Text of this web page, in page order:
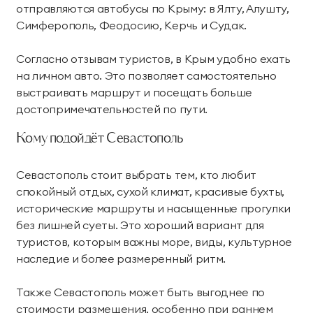
отправляются автобусы по Крыму: в Ялту, Алушту,
Симферополь, Феодосию, Керчь и Судак.
Согласно отзывам туристов, в Крым удобно ехать
на личном авто. Это позволяет самостоятельно
выстраивать маршрут и посещать больше
достопримечательностей по пути.
Кому подойдёт Севастополь
Севастополь стоит выбрать тем, кто любит
спокойный отдых, сухой климат, красивые бухты,
исторические маршруты и насыщенные прогулки
без лишней суеты. Это хороший вариант для
туристов, которым важны море, виды, культурное
наследие и более размеренный ритм.
Также Севастополь может быть выгоднее по
стоимости размещения, особенно при раннем